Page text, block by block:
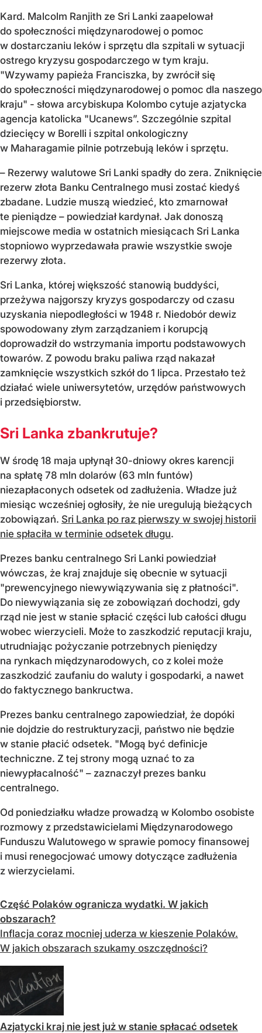
Kard. Malcolm Ranjith ze Sri Lanki zaapelował
do społeczności międzynarodowej o pomoc
w dostarczaniu leków i sprzętu dla szpitali w sytuacji
ostrego kryzysu gospodarczego w tym kraju.
"Wzywamy papieża Franciszka, by zwrócił się
do społeczności międzynarodowej o pomoc dla naszego
kraju" - słowa arcybiskupa Kolombo cytuje azjatycka
agencja katolicka "Ucanews”. Szczególnie szpital
dziecięcy w Borelli i szpital onkologiczny
w Maharagamie pilnie potrzebują leków i sprzętu.
– Rezerwy walutowe Sri Lanki spadły do zera. Zniknięcie
rezerw złota Banku Centralnego musi zostać kiedyś
zbadane. Ludzie muszą wiedzieć, kto zmarnował
te pieniądze – powiedział kardynał. Jak donoszą
miejscowe media w ostatnich miesiącach Sri Lanka
stopniowo wyprzedawała prawie wszystkie swoje
rezerwy złota.
Sri Lanka, której większość stanowią buddyści,
przeżywa najgorszy kryzys gospodarczy od czasu
uzyskania niepodległości w 1948 r. Niedobór dewiz
spowodowany złym zarządzaniem i korupcją
doprowadził do wstrzymania importu podstawowych
towarów. Z powodu braku paliwa rząd nakazał
zamknięcie wszystkich szkół do 1 lipca. Przestało też
działać wiele uniwersytetów, urzędów państwowych
i przedsiębiorstw.
Sri Lanka zbankrutuje?
W środę 18 maja upłynął 30-dniowy okres karencji
na spłatę 78 mln dolarów (63 mln funtów)
niezapłaconych odsetek od zadłużenia. Władze już
miesiąc wcześniej ogłosiły, że nie uregulują bieżących
zobowiązań. Sri Lanka po raz pierwszy w swojej historii
nie spłaciła w terminie odsetek długu.
Prezes banku centralnego Sri Lanki powiedział
wówczas, że kraj znajduje się obecnie w sytuacji
"prewencyjnego niewywiązywania się z płatności".
Do niewywiązania się ze zobowiązań dochodzi, gdy
rząd nie jest w stanie spłacić części lub całości długu
wobec wierzycieli. Może to zaszkodzić reputacji kraju,
utrudniając pożyczanie potrzebnych pieniędzy
na rynkach międzynarodowych, co z kolei może
zaszkodzić zaufaniu do waluty i gospodarki, a nawet
do faktycznego bankructwa.
Prezes banku centralnego zapowiedział, że dopóki
nie dojdzie do restrukturyzacji, państwo nie będzie
w stanie płacić odsetek. "Mogą być definicje
techniczne. Z tej strony mogą uznać to za
niewypłacalność" – zaznaczył prezes banku
centralnego.
Od poniedziałku władze prowadzą w Kolombo osobiste
rozmowy z przedstawicielami Międzynarodowego
Funduszu Walutowego w sprawie pomocy finansowej
i musi renegocjować umowy dotyczące zadłużenia
z wierzycielami.
Część Polaków ogranicza wydatki. W jakich
obszarach?
Inflacja coraz mocniej uderza w kieszenie Polaków.
W jakich obszarach szukamy oszczędności?
Azjatycki kraj nie jest już w stanie spłacać odsetek